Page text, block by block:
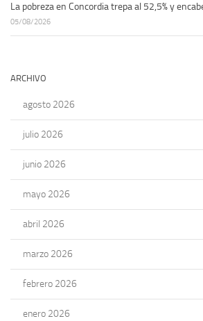
La pobreza en Concordia trepa al 52,5% y
05/08/2026
ARCHIVO
agosto 2026
julio 2026
junio 2026
mayo 2026
abril 2026
marzo 2026
febrero 2026
enero 2026